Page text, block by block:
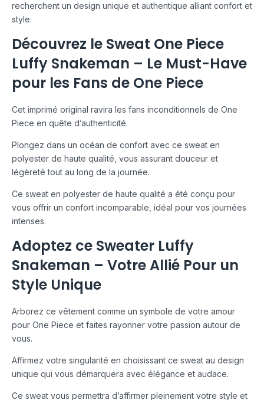
recherchent un design unique et authentique alliant confort et
style.
Découvrez le Sweat One Piece
Luffy Snakeman – Le Must-Have
pour les Fans de One Piece
Cet imprimé original ravira les fans inconditionnels de One
Piece en quête d’authenticité.
Plongez dans un océan de confort avec ce sweat en
polyester de haute qualité, vous assurant douceur et
légèreté tout au long de la journée.
Ce sweat en polyester de haute qualité a été conçu pour
vous offrir un confort incomparable, idéal pour vos journées
intenses.
Adoptez ce Sweater Luffy
Snakeman – Votre Allié Pour un
Style Unique
Arborez ce vêtement comme un symbole de votre amour
pour One Piece et faites rayonner votre passion autour de
vous.
Affirmez votre singularité en choisissant ce sweat au design
unique qui vous démarquera avec élégance et audace.
Ce sweat vous permettra d’affirmer pleinement votre style et